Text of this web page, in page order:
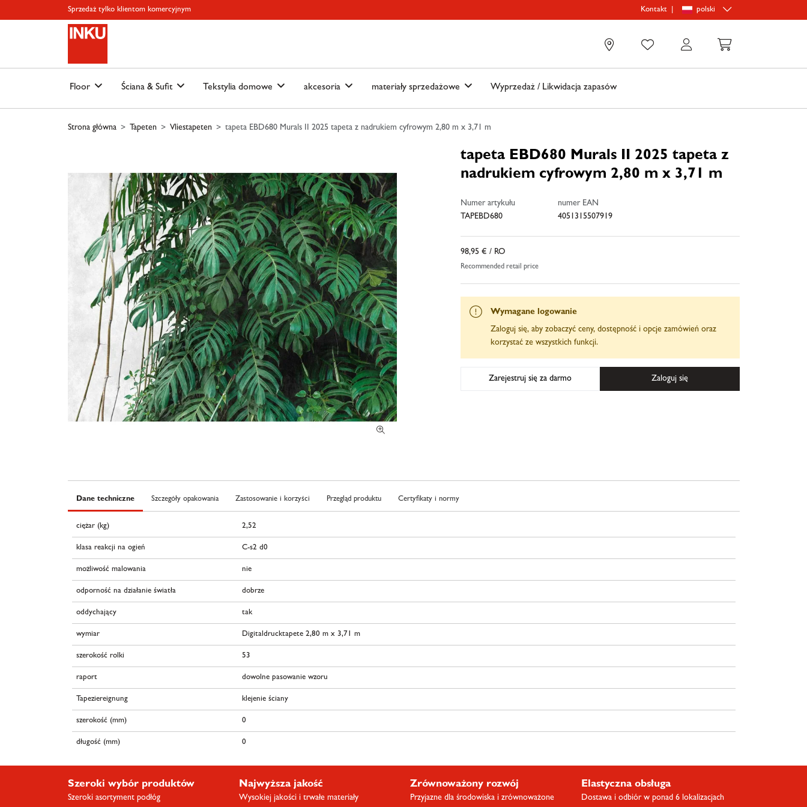
Skip to main content Skip to page header Skip to page footer
Sprzedaż tylko klientom komercyjnym Kontakt polski
Floor Ściana & Sufit Tekstylia domowe akcesoria materiały sprzedażowe Wyprzedaż / Likwidacja zapasów
Strona główna Tapeten Vliestapeten tapeta EBD680 Murals II 2025 tapeta z nadrukiem cyfrowym 2,80 m x 3,71 m
tapeta EBD680 Murals II 2025 tapeta z
nadrukiem cyfrowym 2,80 m x 3,71 m
Numer artykułu
TAPEBD680
numer EAN
4051315507919
98,95 € / RO
Recommended retail price
Wymagane logowanie
Zaloguj się, aby zobaczyć ceny, dostępność i opcje zamówień oraz
korzystać ze wszystkich funkcji.
Zarejestruj się za darmo Zaloguj się
Dane techniczne Szczegóły opakowania Zastosowanie i korzyści Przegląd produktu Certyfikaty i normy
ciężar (kg) 2,52
klasa reakcji na ogień C-s2 d0
możliwość malowania nie
odporność na działanie światła dobrze
oddychający tak
wymiar Digitaldrucktapete 2,80 m x 3,71 m
szerokość rolki 53
raport dowolne pasowanie wzoru
Tapeziereignung klejenie ściany
szerokość (mm) 0
długość (mm) 0
Szeroki wybór produktów
Szeroki asortyment podłóg
Najwyższa jakość
Wysokiej jakości i trwałe materiały
Zrównoważony rozwój
Przyjazne dla środowiska i zrównoważone
Elastyczna obsługa
Dostawa i odbiór w ponad 6 lokalizacjach